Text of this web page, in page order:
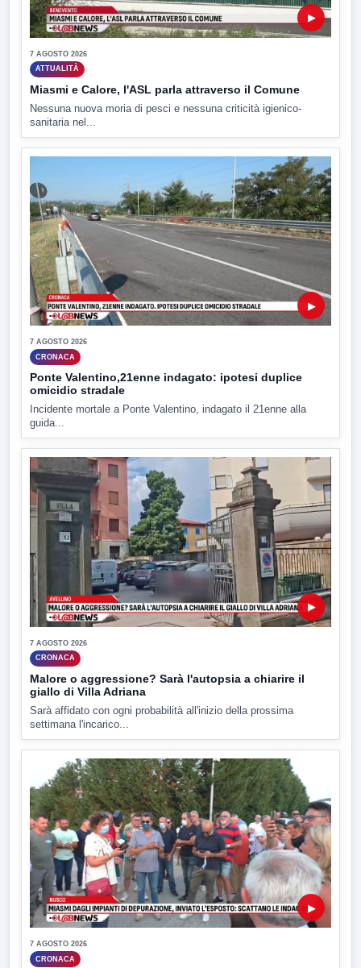
▶
7 AGOSTO 2026
ATTUALITÀ
Miasmi e Calore, l'ASL parla attraverso il Comune
Nessuna nuova moria di pesci e nessuna criticità igienico-
sanitaria nel...
▶
7 AGOSTO 2026
CRONACA
Ponte Valentino,21enne indagato: ipotesi duplice
omicidio stradale
Incidente mortale a Ponte Valentino, indagato il 21enne alla
guida...
▶
7 AGOSTO 2026
CRONACA
Malore o aggressione? Sarà l'autopsia a chiarire il
giallo di Villa Adriana
Sarà affidato con ogni probabilità all'inizio della prossima
settimana l'incarico...
▶
7 AGOSTO 2026
CRONACA